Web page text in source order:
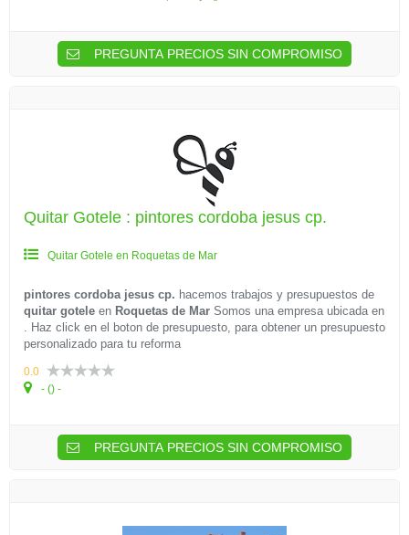
PREGUNTA PRECIOS SIN COMPROMISO
Quitar Gotele : pintores cordoba jesus cp.
Quitar Gotele en Roquetas de Mar
pintores cordoba jesus cp. hacemos trabajos y presupuestos de
quitar gotele en Roquetas de Mar Somos una empresa ubicada en
. Haz click en el boton de presupuesto, para obtener un presupuesto
personalizado para tu reforma
0.0
- () -
PREGUNTA PRECIOS SIN COMPROMISO